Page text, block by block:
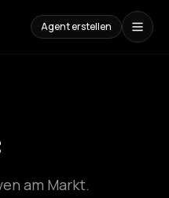
Agent erstellen
am Markt.